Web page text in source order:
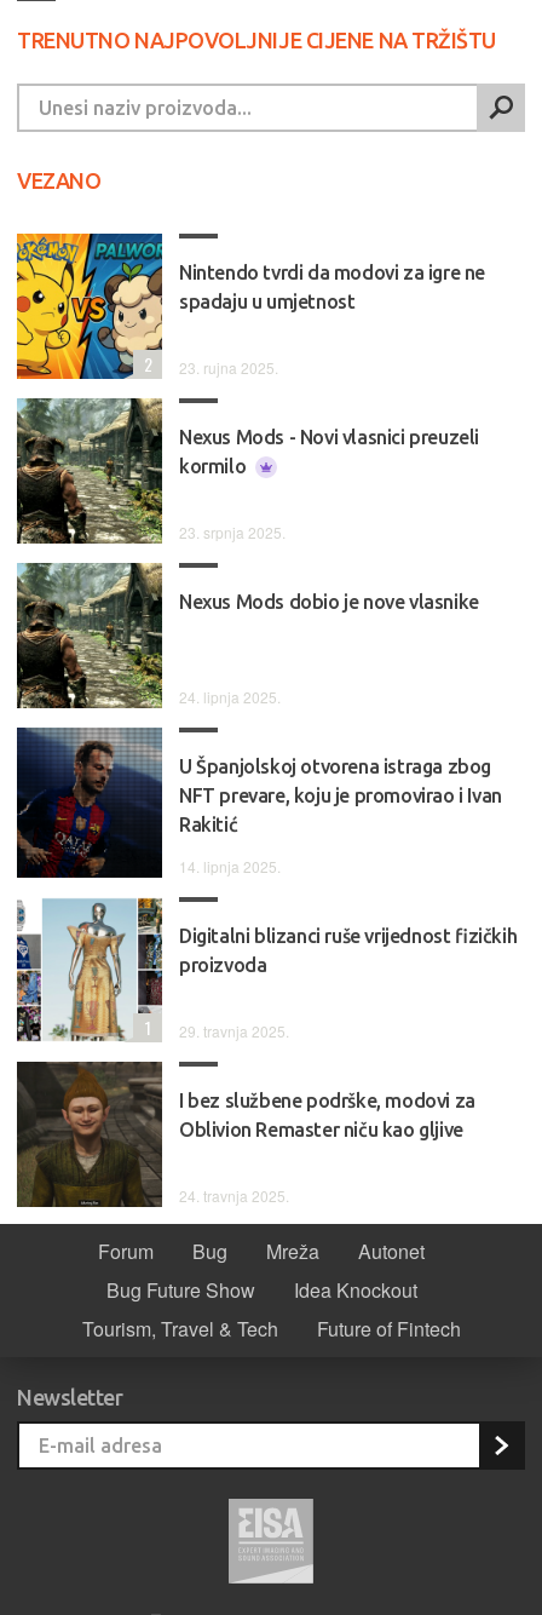
TRENUTNO NAJPOVOLJNIJE CIJENE NA TRŽIŠTU
VEZANO
Nintendo tvrdi da modovi za igre ne
spadaju u umjetnost
23. rujna 2025.
2
Nexus Mods - Novi vlasnici preuzeli
kormilo
23. srpnja 2025.
Nexus Mods dobio je nove vlasnike
24. lipnja 2025.
U Španjolskoj otvorena istraga zbog
NFT prevare, koju je promovirao i Ivan
Rakitić
14. lipnja 2025.
Digitalni blizanci ruše vrijednost fizičkih
proizvoda
29. travnja 2025.
1
I bez službene podrške, modovi za
Oblivion Remaster niču kao gljive
24. travnja 2025.
Forum Bug Mreža
Autonet
Bug Future Show
Idea Knockout
Tourism, Travel & Tech
Future of Fintech
Newsletter